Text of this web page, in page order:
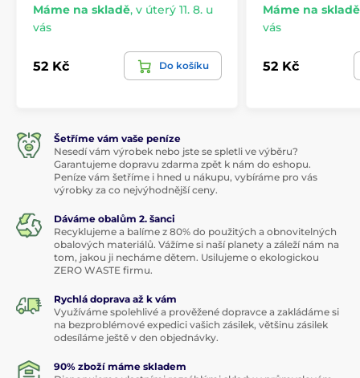
Máme na skladě, v úterý 11. 8. u
vás
52 Kč Do košíku
Máme na skladě
vás
52 Kč
Šetříme vám vaše peníze
Nesedí vám výrobek nebo jste se spletli ve výběru?
Garantujeme dopravu zdarma zpět k nám do eshopu.
Peníze vám šetříme i hned u nákupu, vybíráme pro vás
výrobky za co nejvýhodnější ceny.
Dáváme obalům 2. šanci
Recyklujeme a balíme z 80% do použitých a obnovitelných
obalových materiálů. Vážíme si naší planety a záleží nám na
tom, jakou ji necháme dětem. Usilujeme o ekologickou
ZERO WASTE firmu.
Rychlá doprava až k vám
Využíváme spolehlivé a prověžené dopravce a zakládáme si
na bezproblémové expedici vašich zásilek, většinu zásilek
odesíláme ještě v den objednávky.
90% zboží máme skladem